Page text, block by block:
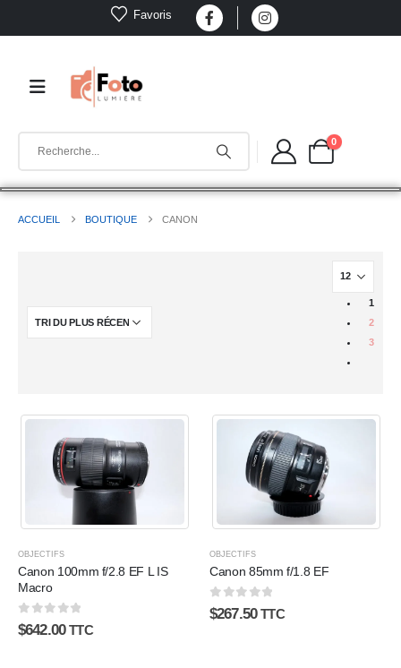
Favoris
0
ACCUEIL BOUTIQUE CANON
1
2
3
OBJECTIFS
Canon 100mm f/2.8 EF L IS
Macro
0sur 5
$642.00 TTC
OBJECTIFS
Canon 85mm f/1.8 EF
0sur 5
$267.50 TTC